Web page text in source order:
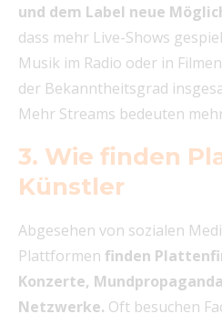
und dem Label neue
dass mehr Live-Shows
Musik im Radio oder in
der Bekanntheitsgrad
Mehr Streams bedeuten
3. Wie finden
Künstler
Abgesehen von sozialen
Plattformen finden
Konzerte,
Netzwerke. Oft besuchen